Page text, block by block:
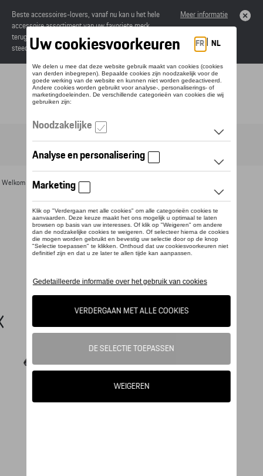
Beste accessoires-lovers, vanaf nu kan u het hele
accessoire assortiment van uw favoriete merk
terugvinden in de online catalogus. Deze kunnen
steeds besteld worden via uw dealer.
Meer informatie
Toggle navigation
Welkom >Voor u >Petten en mutsen